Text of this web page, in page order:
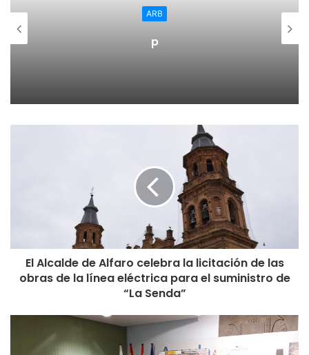
Bienvenida del rector y del vicerrector de Estudiantes y
presidente del Consejo de Estudiantes.
12:30h Visita libre a las facultades y escuelas
ARB
p
El Alcalde de Alfaro celebra la licitación de las
obras de la línea eléctrica para el suministro de
“La Senda”